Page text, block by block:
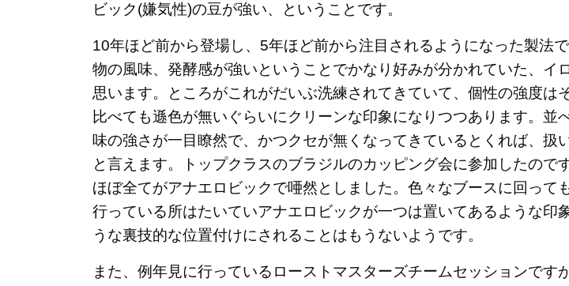
ビック(嫌気性)の豆が強い、ということです。
10年ほど前から登場し、5年ほど前から注目されるようになった製法
物の風味、発酵感が強いということでかなり好みが分かれていた、イ
思います。ところがこれがだいぶ洗練されてきていて、個性の強度は
比べても遜色が無いぐらいにクリーンな印象になりつつあります。並
味の強さが一目瞭然で、かつクセが無くなってきているとくれば、扱
と言えます。トップクラスのブラジルのカッピング会に参加したので
ほぼ全てがアナエロビックで唖然としました。色々なブースに回って
行っている所はたいていアナエロビックが一つは置いてあるような印
うな裏技的な位置付けにされることはもうないようです。
また、例年見に行っているローストマスターズチームセッションです